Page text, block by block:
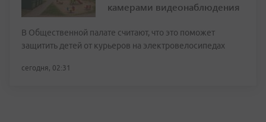
камерами видеонаблюдения
В Общественной палате считают, что это поможет
защитить детей от курьеров на электровелосипедах
сегодня, 02:31